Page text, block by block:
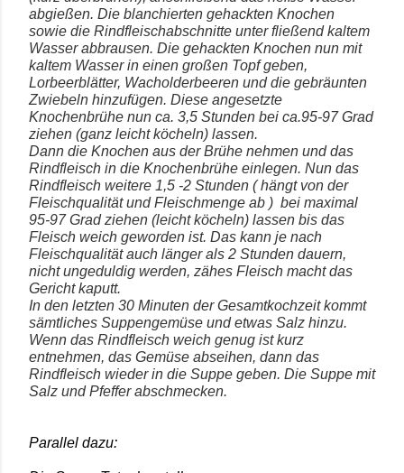
abgießen. Die blanchierten gehackten Knochen
sowie die Rindfleischabschnitte unter fließend kaltem
Wasser abbrausen. Die gehackten Knochen nun mit
kaltem Wasser in einen großen Topf geben,
Lorbeerblätter, Wacholderbeeren und die gebräunten
Zwiebeln hinzufügen. Diese angesetzte
Knochenbrühe nun ca. 3,5 Stunden bei ca.95-97 Grad
ziehen (ganz leicht köcheln) lassen.
Dann die Knochen aus der Brühe nehmen und das
Rindfleisch in die Knochenbrühe einlegen. Nun das
Rindfleisch weitere 1,5 -2 Stunden ( hängt von der
Fleischqualität und Fleischmenge ab ) bei maximal
95-97 Grad ziehen (leicht köcheln) lassen bis das
Fleisch weich geworden ist. Das kann je nach
Fleischqualität auch länger als 2 Stunden dauern,
nicht ungeduldig werden, zähes Fleisch macht das
Gericht kaputt.
In den letzten 30 Minuten der Gesamtkochzeit kommt
sämtliches Suppengemüse und etwas Salz hinzu.
Wenn das Rindfleisch weich genug ist kurz
entnehmen, das Gemüse abseihen, dann das
Rindfleisch wieder in die Suppe geben. Die Suppe mit
Salz und Pfeffer abschmecken.
Parallel dazu: